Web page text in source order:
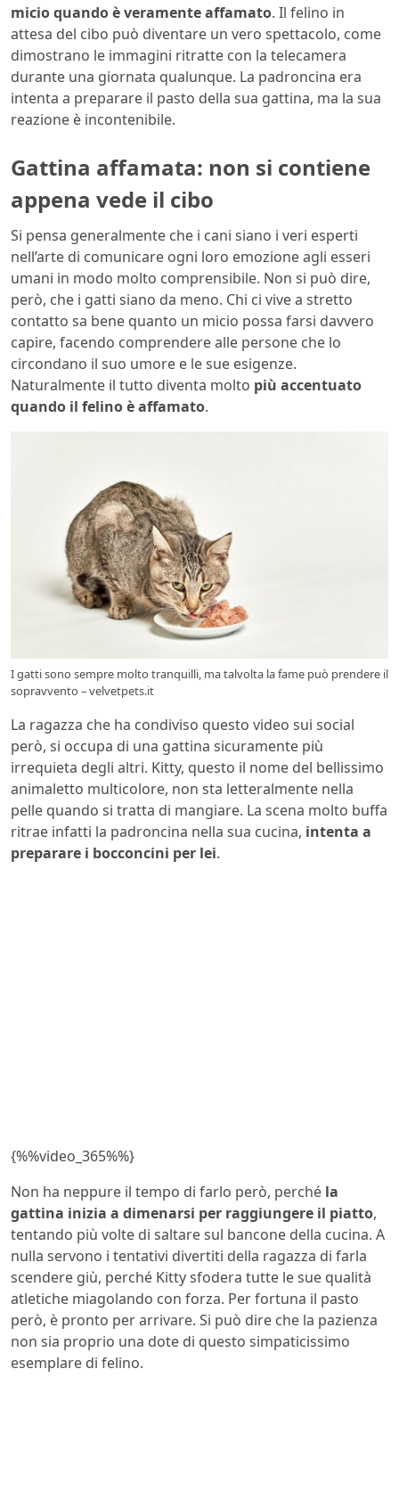
micio quando è veramente affamato. Il felino in
attesa del cibo può diventare un vero spettacolo, come
dimostrano le immagini ritratte con la telecamera
durante una giornata qualunque. La padroncina era
intenta a preparare il pasto della sua gattina, ma la sua
reazione è incontenibile.
Gattina affamata: non si contiene
appena vede il cibo
Si pensa generalmente che i cani siano i veri esperti
nell’arte di comunicare ogni loro emozione agli esseri
umani in modo molto comprensibile. Non si può dire,
però, che i gatti siano da meno. Chi ci vive a stretto
contatto sa bene quanto un micio possa farsi davvero
capire, facendo comprendere alle persone che lo
circondano il suo umore e le sue esigenze.
Naturalmente il tutto diventa molto più accentuato
quando il felino è affamato.
I gatti sono sempre molto tranquilli, ma talvolta la fame può prendere il
sopravvento – velvetpets.it
La ragazza che ha condiviso questo video sui social
però, si occupa di una gattina sicuramente più
irrequieta degli altri. Kitty, questo il nome del bellissimo
animaletto multicolore, non sta letteralmente nella
pelle quando si tratta di mangiare. La scena molto buffa
ritrae infatti la padroncina nella sua cucina, intenta a
preparare i bocconcini per lei.
{%%video_365%%}
Non ha neppure il tempo di farlo però, perché la
gattina inizia a dimenarsi per raggiungere il piatto,
tentando più volte di saltare sul bancone della cucina. A
nulla servono i tentativi divertiti della ragazza di farla
scendere giù, perché Kitty sfodera tutte le sue qualità
atletiche miagolando con forza. Per fortuna il pasto
però, è pronto per arrivare. Si può dire che la pazienza
non sia proprio una dote di questo simpaticissimo
esemplare di felino.